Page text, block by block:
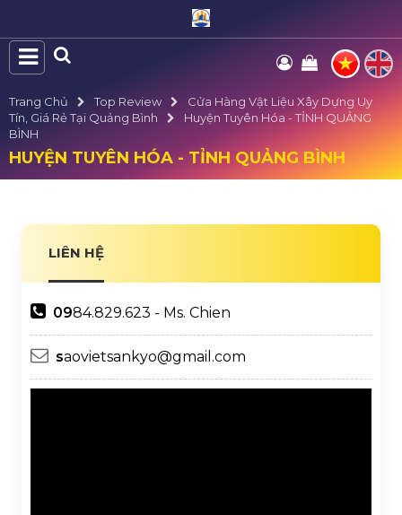
Trang Chủ Top Review
Cửa Hàng Vật Liệu Xây Dựng Uy
Tín, Giá Rẻ Tại Quảng Bình
Huyện Tuyên Hóa - TỈNH QUẢNG
BÌNH
HUYỆN TUYÊN HÓA - TỈNH QUẢNG BÌNH
LIÊN HỆ
0984.829.623 - Ms. Chien
saovietsankyo@gmail.com